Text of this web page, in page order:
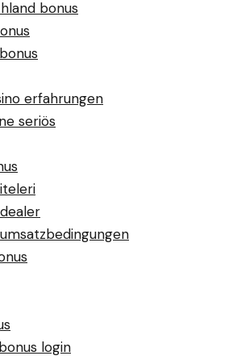
bonus
erfahrungen
seriös
login